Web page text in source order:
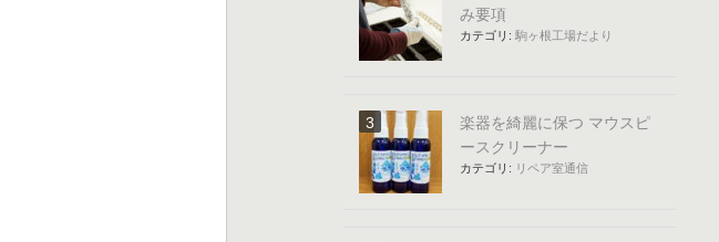
み要項
カテゴリ: 駒ヶ根工場だより
楽器を綺麗に保つ マウスピ
ースクリーナー
カテゴリ: リペア室通信